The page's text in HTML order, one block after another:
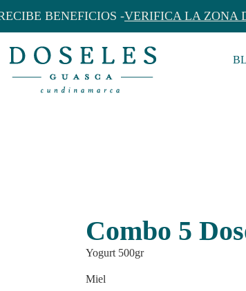
BENEFICIOS -VERIFICA LA ZONA
Combo 5
Yogurt 500gr
Miel